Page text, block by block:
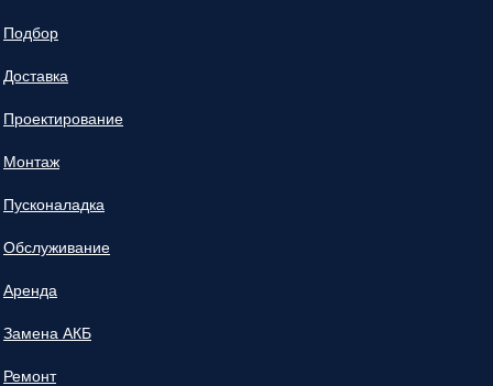
Подбор
Доставка
Проектирование
Монтаж
Пусконаладка
Обслуживание
Аренда
Замена АКБ
Ремонт